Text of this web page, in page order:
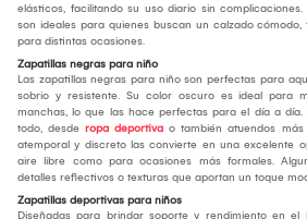
elásticos, facilitando su uso diario sin
son ideales para quienes buscan un calzado
para distintas ocasiones.
Zapatillas negras para niño
Las zapatillas negras para niño son perfectas para
sobrio y resistente. Su color oscuro es ideal para
manchas, lo que las hace perfectas para el día a
todo, desde ropa deportiva o también atuendos más
atemporal y discreto las convierte en una excelente
aire libre como para ocasiones más formales.
detalles reflectivos o texturas que aportan un toque
Zapatillas deportivas para niños
Diseñadas para brindar soporte y rendimiento en el